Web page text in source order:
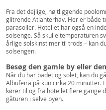
Fra det dejlige, højtliggende
glitrende Atlanterhav. Her er både
parasoller. Hotellet har også en
solsenge. Så skulle temperaturen
årlige solskinstimer til trods – kan
solsengen.
Besøg den gamle by eller
Når du har badet og solet, kan du
Albufeira på kun cirka 20 minutter.
kører til og fra hotellet flere gange
gåturen i selve byen.